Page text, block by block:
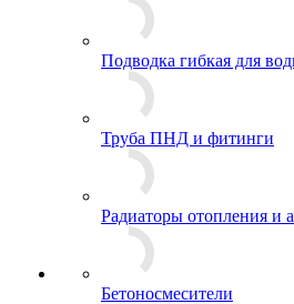
Подводка гибкая для
Труба ПНД и фитинги
Радиаторы отопления и
Бетоносмесители